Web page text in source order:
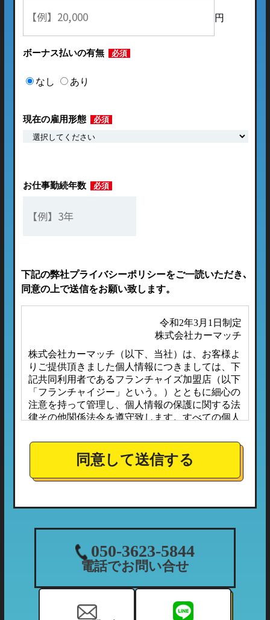
円
ボーナス払いの有無 必須
なし あり
現在の雇用形態 必須
お仕事勤続年数 必須
下記の弊社プライバシーポリシーをご一読いただき､
同意の上で送信をお願い致します。
令和2年3月1日制定
株式会社カーマッチ
株式会社カーマッチ（以下、当社）は、お客様よ
りご提供頂きました個人情報につきましては、下
記共同利用者であるフランチャイズ加盟店（以下
「フランチャイジー」という。）とともに細心の
注意を持って管理し、個人情報の保護に関する法
律その他関係法令を遵守致します。すべての個人
ほか、お客様ご本人の同意なしに第三者へ開示ま
たは提供されることはありません。
また、フランチャイジーとの間においては、事前
に個人情報保護に対する安全性を審査の上、個人
こととしており、適切な管理監督を行ってまいり
当社が収集する個人情報につきましては、下記の
利用目的の範囲内において利用させて頂きます。
（1）ご利用履歴・支払状況の確認など、当社の
利用状況の把握及び債権管理のため
同意して送信する
050-3623-5844
電話でお問い合せ